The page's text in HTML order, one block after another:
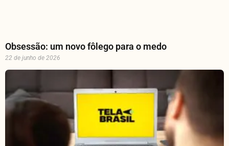
Obsessão: um novo fôlego para o medo
22 de junho de 2026